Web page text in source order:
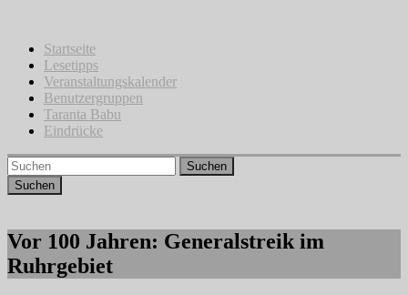
springenStartseite
Lesetipps
Veranstaltungskalender
Benutzergruppen
Taranta Babu
Eindrücke
Suchen
Vor 100 Jahren: Generalstreik im
Ruhrgebiet